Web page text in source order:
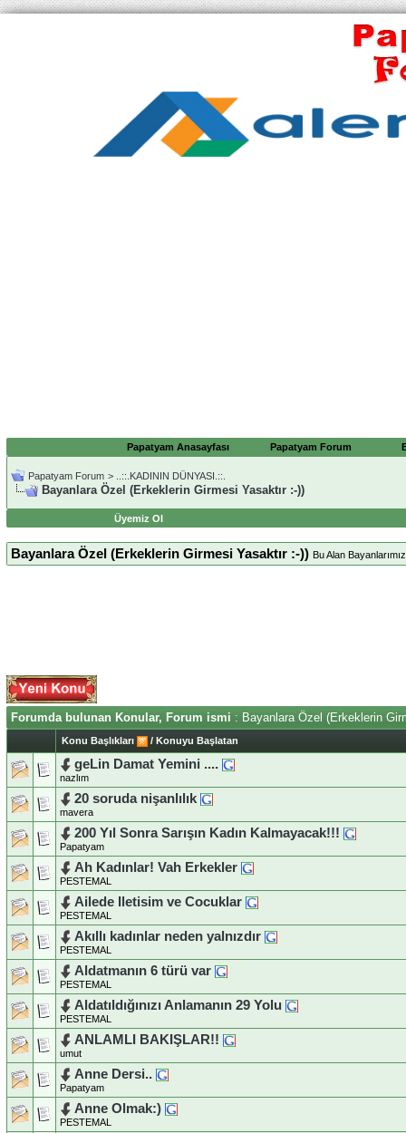
Papatyam Anasayfası Papatyam Forum
Papatyam Forum > ..::.KADININ DÜNYASI.::.
Bayanlara Özel (Erkeklerin Girmesi Yasaktır :-))
Üyemiz Ol
Bayanlara Özel (Erkeklerin Girmesi Yasaktır :-)) Bu Alan
Forumda bulunan Konular, Forum ismi : Bayanlara Özel (Erkeklerin
Konu Başlıkları / Konuyu Başlatan
geLin Damat Yemini ....
nazlım
20 soruda nişanlılık
mavera
200 Yıl Sonra Sarışın Kadın Kalmayacak!!!
Papatyam
Ah Kadınlar! Vah Erkekler
PESTEMAL
Ailede Iletisim ve Cocuklar
PESTEMAL
Akıllı kadınlar neden yalnızdır
PESTEMAL
Aldatmanın 6 türü var
PESTEMAL
Aldatıldığınızı Anlamanın 29 Yolu
PESTEMAL
ANLAMLI BAKIŞLAR!!
umut
Anne Dersi..
Papatyam
Anne Olmak:)
PESTEMAL